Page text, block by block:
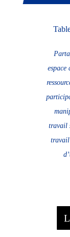
espace
travail